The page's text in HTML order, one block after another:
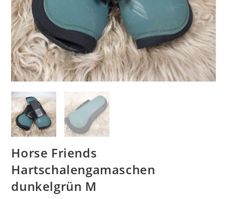
Horse Friends
Hartschalengamaschen
dunkelgrün M